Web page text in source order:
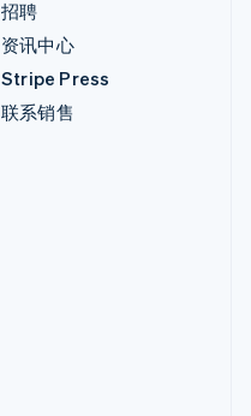
招聘
资讯中心
Stripe Press
联系销售